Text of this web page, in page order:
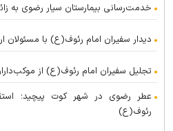
خدمت‌رسانی بیمارستان سیار رضوی به
دیدار سفیران امام رئوف(ع) با مسئولان
تجلیل سفیران امام رئوف(ع) از
عطر رضوی در شهر کوت پیچید؛
رئوف(ع)